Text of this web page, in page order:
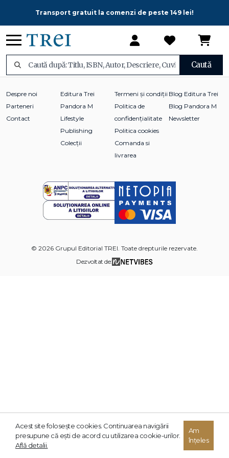
Transport gratuit la comenzi de peste 149 lei!
Caută
Despre noi
Parteneri
Contact
Editura Trei
Pandora M
Lifestyle
Publishing
Colecții
Termeni și condiții
Politica de
confidențialitate
Politica cookies
Comanda si
livrarea
Blog Editura Trei
Blog Pandora M
Newsletter
© 2026 Grupul Editorial TREI. Toate drepturile rezervate.
Dezvoltat de:
Acest site foloseşte cookies. Continuarea navigării
presupune că eşti de acord cu utilizarea cookie-urilor.
Află detalii.
Am
înțeles